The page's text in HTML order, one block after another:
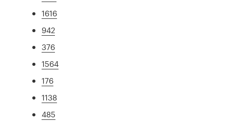
1616
942
376
1564
176
1138
485